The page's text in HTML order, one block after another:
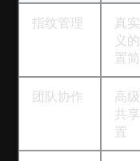
指纹管理
真
义
置
团队协作
高
共
置